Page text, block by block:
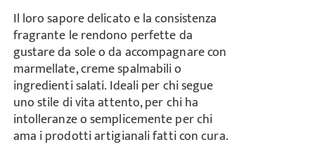
Il loro sapore delicato e la consistenza
fragrante le rendono perfette da
gustare da sole o da accompagnare con
marmellate, creme spalmabili o
ingredienti salati. Ideali per chi segue
uno stile di vita attento, per chi ha
intolleranze o semplicemente per chi
ama i prodotti artigianali fatti con cura.